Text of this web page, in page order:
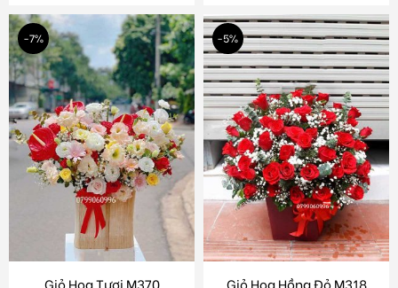
-7%
Giỏ Hoa Tươi M370
-5%
Giỏ Hoa Hồng Đỏ M318